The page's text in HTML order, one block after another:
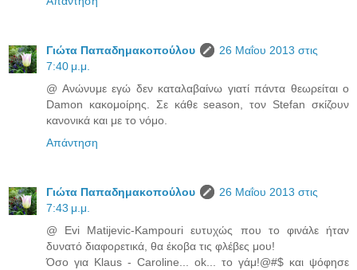
Γιώτα Παπαδημακοπούλου
26 Μαΐου 2013 στις
7:40 μ.μ.
@ Ανώνυμε εγώ δεν καταλαβαίνω γιατί πάντα θεωρείται ο
Damon κακομοίρης. Σε κάθε season, τον Stefan σκίζουν
κανονικά και με το νόμο.
Απάντηση
Γιώτα Παπαδημακοπούλου
26 Μαΐου 2013 στις
7:43 μ.μ.
@ Evi Matijevic-Kampouri ευτυχώς που το φινάλε ήταν
δυνατό διαφορετικά, θα έκοβα τις φλέβες μου!
Όσο για Klaus - Caroline... ok... το γάμ!@#$ και ψόφησε